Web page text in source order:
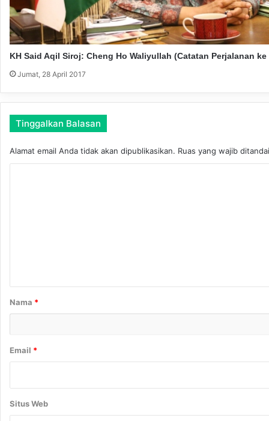
&
A
g
a
a
n
t
C
i
r
KH Said Aqil Siroj: Cheng Ho Waliyullah (Catatan Perjalanan ke
Jumat, 28 April 2017
Tinggalkan Balasan
Alamat email Anda tidak akan dipublikasikan. Ruas yang wajib
r
*
Nama *
Email *
Situs Web